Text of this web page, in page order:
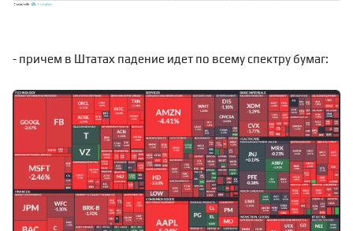
- причем в Штатах падение идет по всему спектру бумаг: